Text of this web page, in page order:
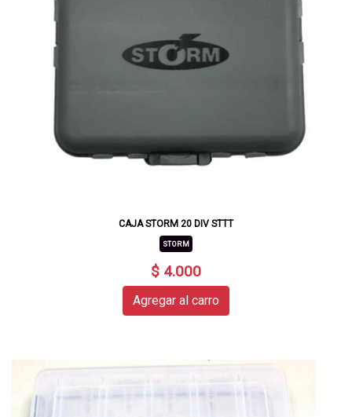
CAJA STORM 20 DIV STTT
STORM
$ 4.000
Agregar al carro